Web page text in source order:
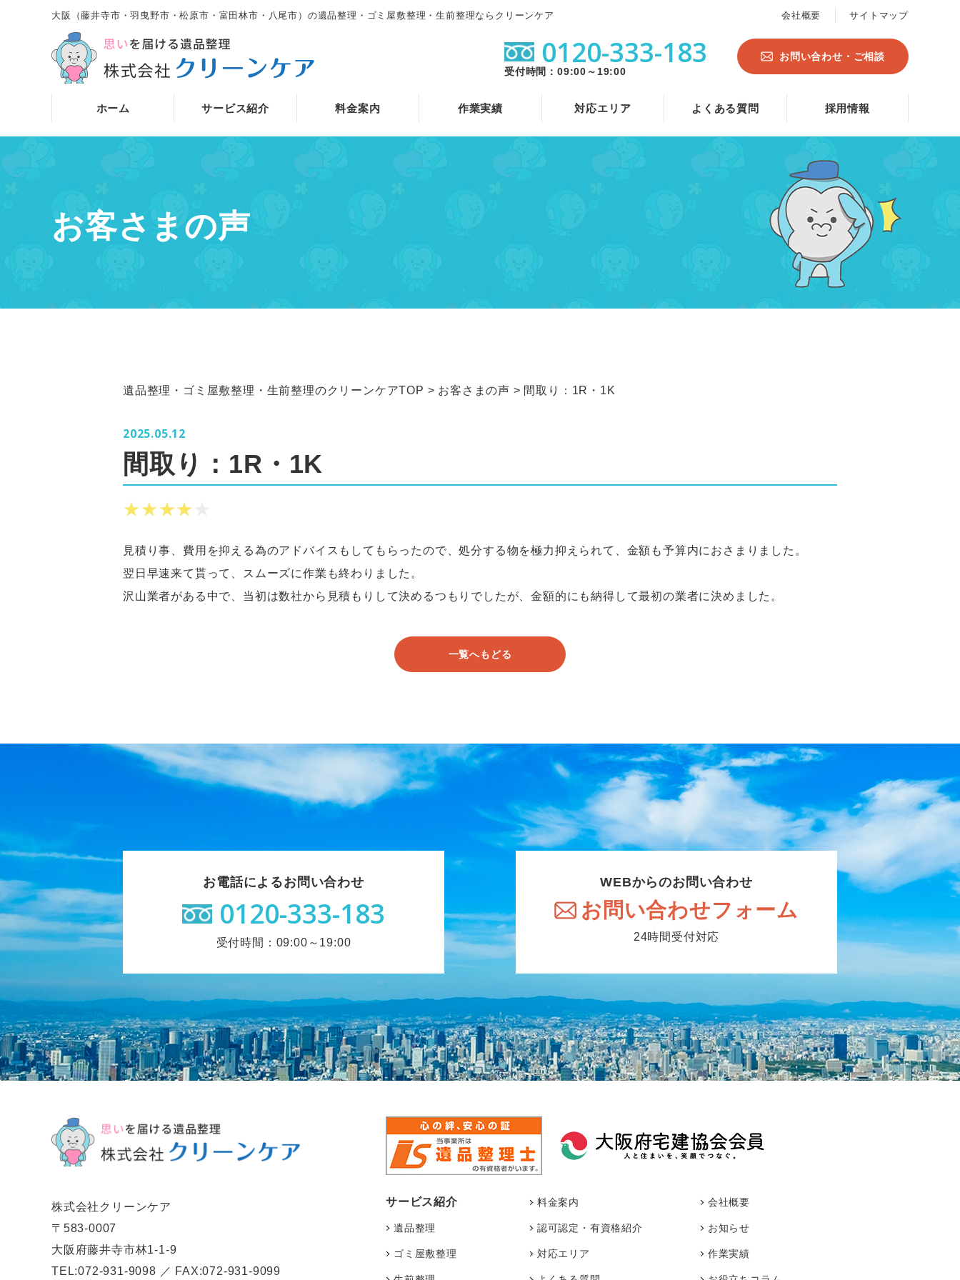
大阪（藤井寺市・羽曳野市・松原市・富田林市・八尾市）の遺品整理・ゴミ屋敷整理・生前整理ならクリーンケア 会社概要 サイトマップ
0120-333-183
受付時間：09:00～19:00
お問い合わせ・ご相談
ホーム サービス紹介 料金案内 作業実績 対応エリア よくある質問 採用情報
お客さまの声
遺品整理・ゴミ屋敷整理・生前整理のクリーンケアTOP > お客さまの声 > 間取り：1R・1K
2025.05.12
間取り：1R・1K
★★★★★
★★★★★
見積り事、費用を抑える為のアドバイスもしてもらったので、処分する物を極力抑えられて、金額も予算内におさまりました。
翌日早速来て貰って、スムーズに作業も終わりました。
沢山業者がある中で、当初は数社から見積もりして決めるつもりでしたが、金額的にも納得して最初の業者に決めました。
一覧へもどる
お電話によるお問い合わせ
0120-333-183
受付時間：09:00～19:00
WEBからのお問い合わせ
お問い合わせフォーム
24時間受付対応
株式会社クリーンケア
〒583-0007
大阪府藤井寺市林1-1-9
TEL:072-931-9098 ／ FAX:072-931-9099
サービス紹介
遺品整理
ゴミ屋敷整理
料金案内
認可認定・有資格紹介
対応エリア
会社概要
お知らせ
作業実績